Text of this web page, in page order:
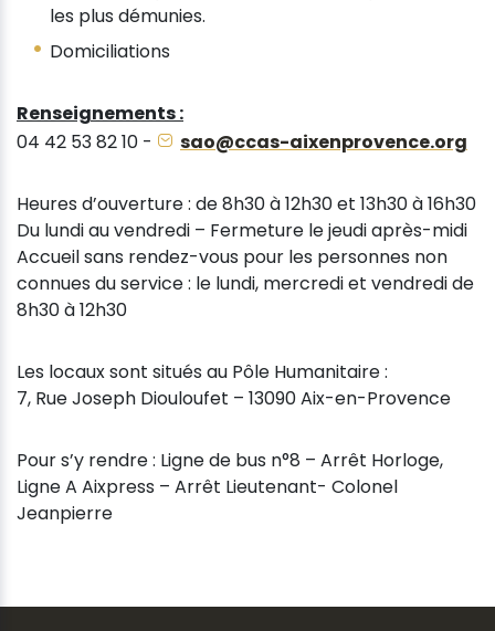
les plus démunies.
Domiciliations
Renseignements :
04 42 53 82 10 -
sao@ccas-aixenprovence.org
Heures d’ouverture : de 8h30 à 12h30 et 13h30 à 16h30
Du lundi au vendredi – Fermeture le jeudi après-midi
Accueil sans rendez-vous pour les personnes non
connues du service : le lundi, mercredi et vendredi de
8h30 à 12h30
Les locaux sont situés au Pôle Humanitaire :
7, Rue Joseph Diouloufet – 13090 Aix-en-Provence
Pour s’y rendre : Ligne de bus n°8 – Arrêt Horloge,
Ligne A Aixpress – Arrêt Lieutenant- Colonel
Jeanpierre